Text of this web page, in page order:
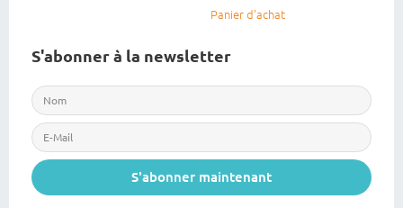
Panier d’achat
S'abonner à la newsletter
S'abonner maintenant